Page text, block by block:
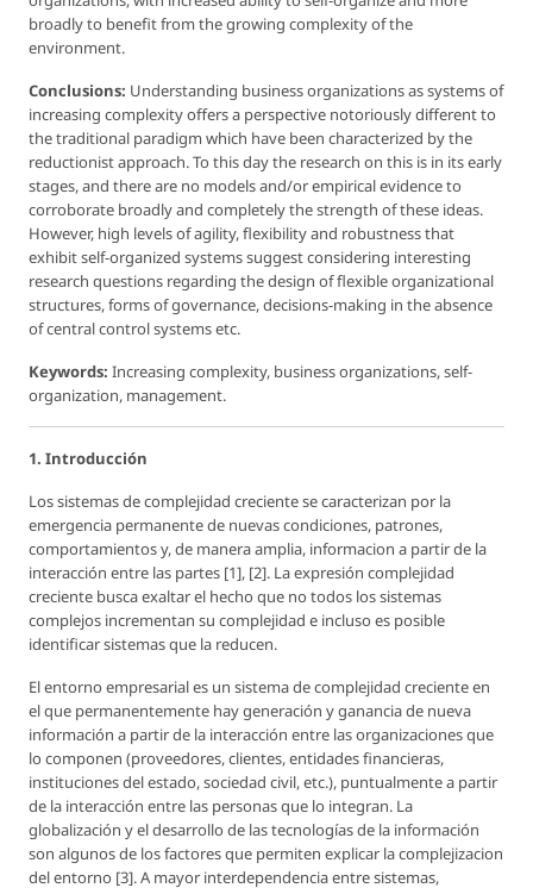
broadly to benefit from the growing complexity of the
environment.
Conclusions: Understanding business organizations as systems of
increasing complexity offers a perspective notoriously different to
the traditional paradigm which have been characterized by the
reductionist approach. To this day the research on this is in its early
stages, and there are no models and/or empirical evidence to
corroborate broadly and completely the strength of these ideas.
However, high levels of agility, flexibility and robustness that
exhibit self-organized systems suggest considering interesting
research questions regarding the design of flexible organizational
structures, forms of governance, decisions-making in the absence
of central control systems etc.
Keywords: Increasing complexity, business organizations, self-
organization, management.
1. Introducción
Los sistemas de complejidad creciente se caracterizan por la
emergencia permanente de nuevas condiciones, patrones,
comportamientos y, de manera amplia, informacion a partir de la
interacción entre las partes [1], [2]. La expresión complejidad
creciente busca exaltar el hecho que no todos los sistemas
complejos incrementan su complejidad e incluso es posible
identificar sistemas que la reducen.
El entorno empresarial es un sistema de complejidad creciente en
el que permanentemente hay generación y ganancia de nueva
información a partir de la interacción entre las organizaciones que
lo componen (proveedores, clientes, entidades financieras,
instituciones del estado, sociedad civil, etc.), puntualmente a partir
de la interacción entre las personas que lo integran. La
globalización y el desarrollo de las tecnologías de la información
son algunos de los factores que permiten explicar la complejizacion
del entorno [3]. A mayor interdependencia entre sistemas,